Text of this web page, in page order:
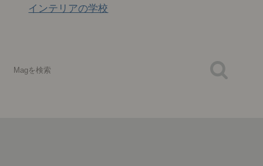
インテリアの学校